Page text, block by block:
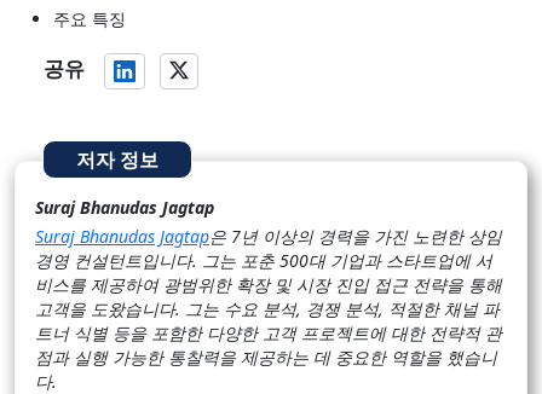
주요 특징
공유
저자 정보
Suraj Bhanudas Jagtap
Suraj Bhanudas Jagtap은 7년 이상의 경력을 가진 노련한 상임
경영 컨설턴트입니다. 그는 포춘 500대 기업과 스타트업에 서
비스를 제공하여 광범위한 확장 및 시장 진입 접근 전략을 통해
고객을 도왔습니다. 그는 수요 분석, 경쟁 분석, 적절한 채널 파
트너 식별 등을 포함한 다양한 고객 프로젝트에 대한 전략적 관
점과 실행 가능한 통찰력을 제공하는 데 중요한 역할을 했습니
다.